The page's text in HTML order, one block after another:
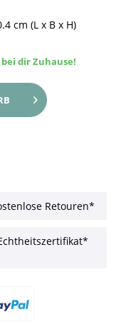
cm (L x B x H)
dir Zuhause!
Retouren*